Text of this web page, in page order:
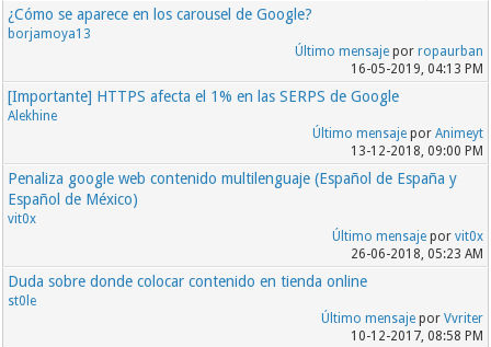
¿Cómo se aparece en los carousel de Google?
borjamoya13
Último mensajepor ropaurban
16-05-2019, 04:13 PM
[Importante] HTTPS afecta el 1% en las SERPS de Google
Alekhine
Último mensajepor Animeyt
13-12-2018, 09:00 PM
Penaliza google web contenido multilenguaje (Español de España y
Español de México)
vit0x
Último mensajepor vit0x
26-06-2018, 05:23 AM
Duda sobre donde colocar contenido en tienda online
st0le
Último mensajepor Vvriter
10-12-2017, 08:58 PM